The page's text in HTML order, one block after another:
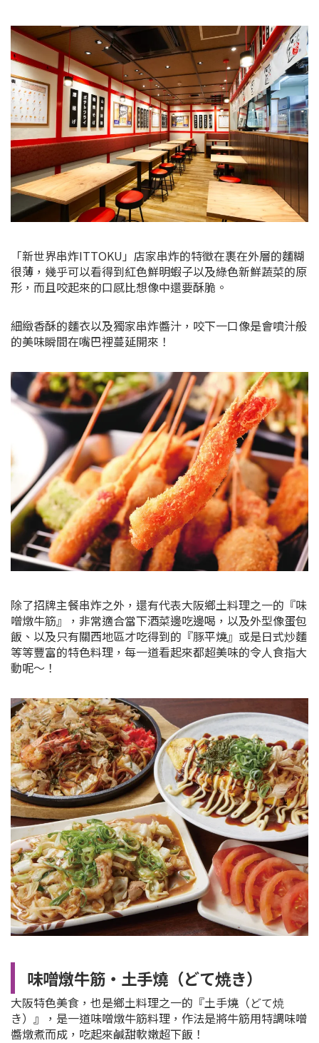
「新世界串炸ITTOKU」店家串炸的特徵在裹在外層的麵糊
很薄，幾乎可以看得到紅色鮮明蝦子以及綠色新鮮蔬菜的原
形，而且咬起來的口感比想像中還要酥脆。
細緻香酥的麵衣以及獨家串炸醬汁，咬下一口像是會噴汁般
的美味瞬間在嘴巴裡蔓延開來！
除了招牌主餐串炸之外，還有代表大阪鄉土料理之一的『味
噌燉牛筋』，非常適合當下酒菜邊吃邊喝，以及外型像蛋包
飯、以及只有關西地區才吃得到的『豚平燒』或是日式炒麵
等等豐富的特色料理，每一道看起來都超美味的令人食指大
動呢～！
味噌燉牛筋・土手燒（どて焼き）
大阪特色美食，也是鄉土料理之一的『土手燒 （どて焼
き） 』，是一道味噌燉牛筋料理，作法是將牛筋用特調味噌
醬燉煮而成，吃起來鹹甜軟嫩超下飯！